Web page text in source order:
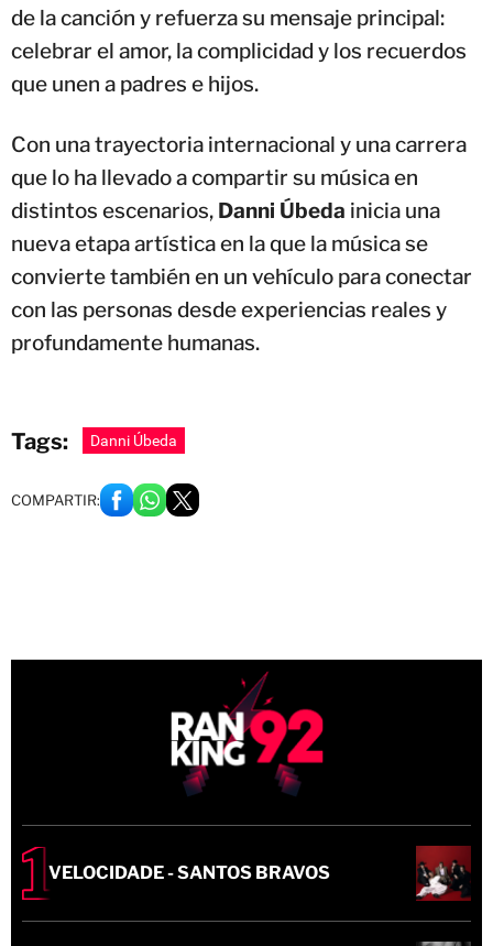
de la canción y refuerza su mensaje principal:
celebrar el amor, la complicidad y los recuerdos
que unen a padres e hijos.
Con una trayectoria internacional y una carrera
que lo ha llevado a compartir su música en
distintos escenarios, Danni Úbeda inicia una
nueva etapa artística en la que la música se
convierte también en un vehículo para conectar
con las personas desde experiencias reales y
profundamente humanas.
Tags: Danni Úbeda
COMPARTIR:
VELOCIDADE - SANTOS BRAVOS